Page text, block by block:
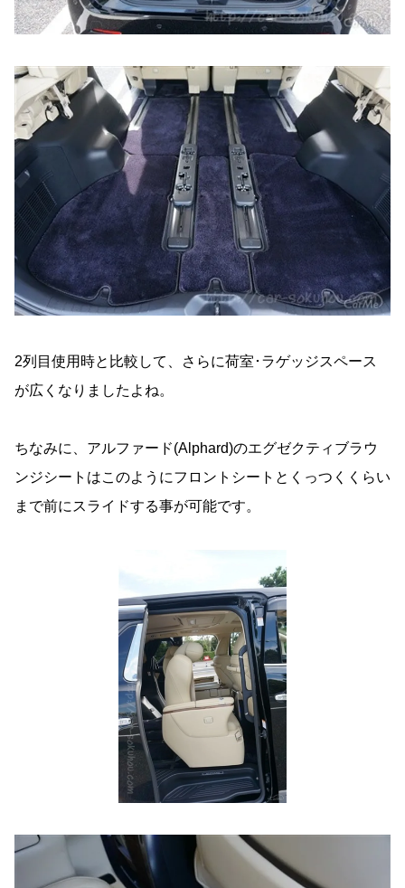
2列目使用時と比較して、さらに荷室･ラゲッジスペース
が広くなりましたよね。
ちなみに、アルファード(Alphard)のエグゼクティブラウ
ンジシートはこのようにフロントシートとくっつくくらい
まで前にスライドする事が可能です。